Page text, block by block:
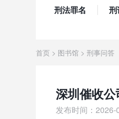
刑法罪名 刑
首页 > 图书馆 > 刑事问答
深圳催收
发布时间：2026-